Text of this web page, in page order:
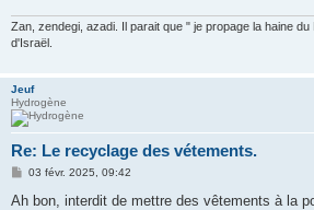
Zan, zendegi, azadi. Il parait que " je propage la haine
d'Israël.
Jeuf
Hydrogène
Re: Le recyclage des vétements.
M
s
03 févr. 2025, 09:42
Ah bon, interdit de mettre des vêtements à la